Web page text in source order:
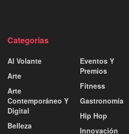
Categorías
Al Volante
Arte
Arte
Contemporáneo Y
Digital
Belleza
Eventos Y
Premios
Fitness
Gastronomía
Hip Hop
Innovación